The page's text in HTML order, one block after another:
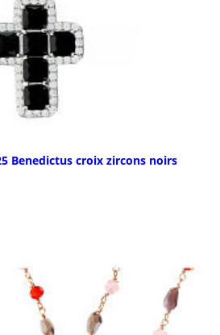
Benedictus croix zircons noirs